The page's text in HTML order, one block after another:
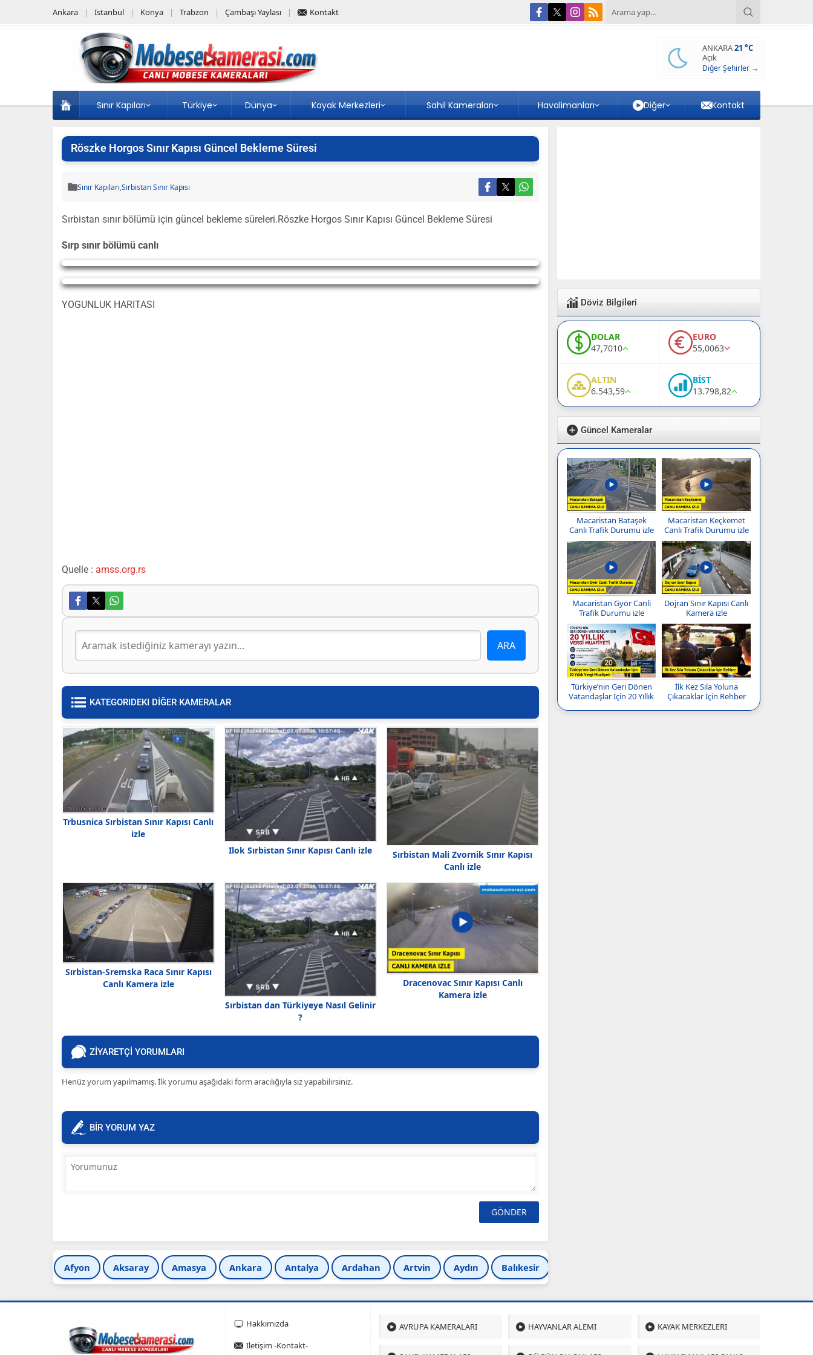
Ankara Istanbul Konya Trabzon Çambaşı Yaylası Kontakt
ANKARA21 °C
Açık
Diğer Şehirler →
Sınır Kapıları Türkiye Dünya Kayak Merkezleri Sahil Kameraları Havalimanları Diğer Kontakt
Röszke Horgos Sınır Kapısı Güncel Bekleme Süresi
Sınır Kapıları,Sırbistan Sınır Kapısı
Sırbistan sınır bölümü için güncel bekleme süreleri.Röszke Horgos Sınır Kapısı Güncel Bekleme Süresi
Sırp sınır bölümü canlı
Yayın Yükleniyor...
Yayın Yükleniyor...
YOGUNLUK HARITASI
Quelle : amss.org.rs
KATEGORIDEKI DİĞER KAMERALAR
Trbusnica Sırbistan Sınır Kapısı Canlı
izle
Ilok Sırbistan Sınır Kapısı Canlı izle
Sırbistan Mali Zvornik Sınır Kapısı
Canlı izle
Sırbistan-Sremska Raca Sınır Kapısı
Canlı Kamera izle
Sırbistan dan Türkiyeye Nasıl Gelinir
?
Dracenovac Sınır Kapısı Canlı
Kamera izle
ZİYARETÇİ YORUMLARI
Henüz yorum yapılmamış. İlk yorumu aşağıdaki form aracılığıyla siz yapabilirsiniz.
BİR YORUM YAZ
Afyon Aksaray Amasya Ankara Antalya Ardahan Artvin Aydın Balıkesir
Döviz Bilgileri
DOLAR
47,7010
EURO
55,0063
ALTIN
6.543,59
BİST
13.798,82
Güncel Kameralar
Macaristan Bataşek
Canlı Trafik Durumu izle
Macaristan Keçkemet
Canlı Trafik Durumu izle
Macaristan Györ Canli
Trafik Durumu izle
Dojran Sınır Kapısı Canlı
Kamera izle
Türkiye’nin Geri Dönen
Vatandaşlar İçin 20 Yıllık
İlk Kez Sıla Yoluna
Çıkacaklar İçin Rehber
Hakkımızda
Iletişim -Kontakt-
AVRUPA KAMERALARI HAYVANLAR ALEMI KAYAK MERKEZLERI